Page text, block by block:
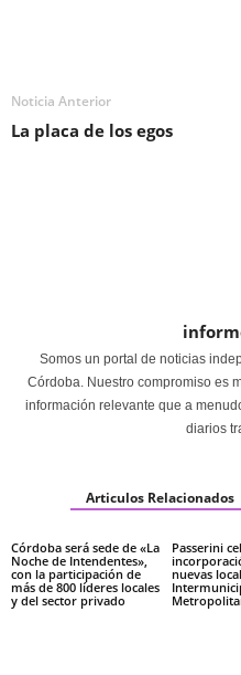
Noticia Anterior
La placa de los egos
Somos un portal de noticias
Córdoba. Nuestro compromiso es
información relevante que a
diarios
Articulos Relacionados
Córdoba será sede de «La
Noche de Intendentes»,
con la participación de
más de 800 líderes locales
y del sector privado
Passerini
nuevas